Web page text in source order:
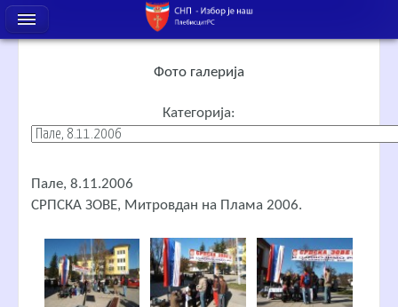
Фото галерија
Категорија:
Пале, 8.11.2006
СРПСКА ЗОВЕ, Митровдан на Плама 2006.